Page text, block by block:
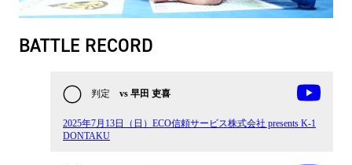
BATTLE RECORD
判定 vs 早田 吏喜
2025年7月13日（日）ECO信頼サービス株式会社 presents K-1
DONTAKU